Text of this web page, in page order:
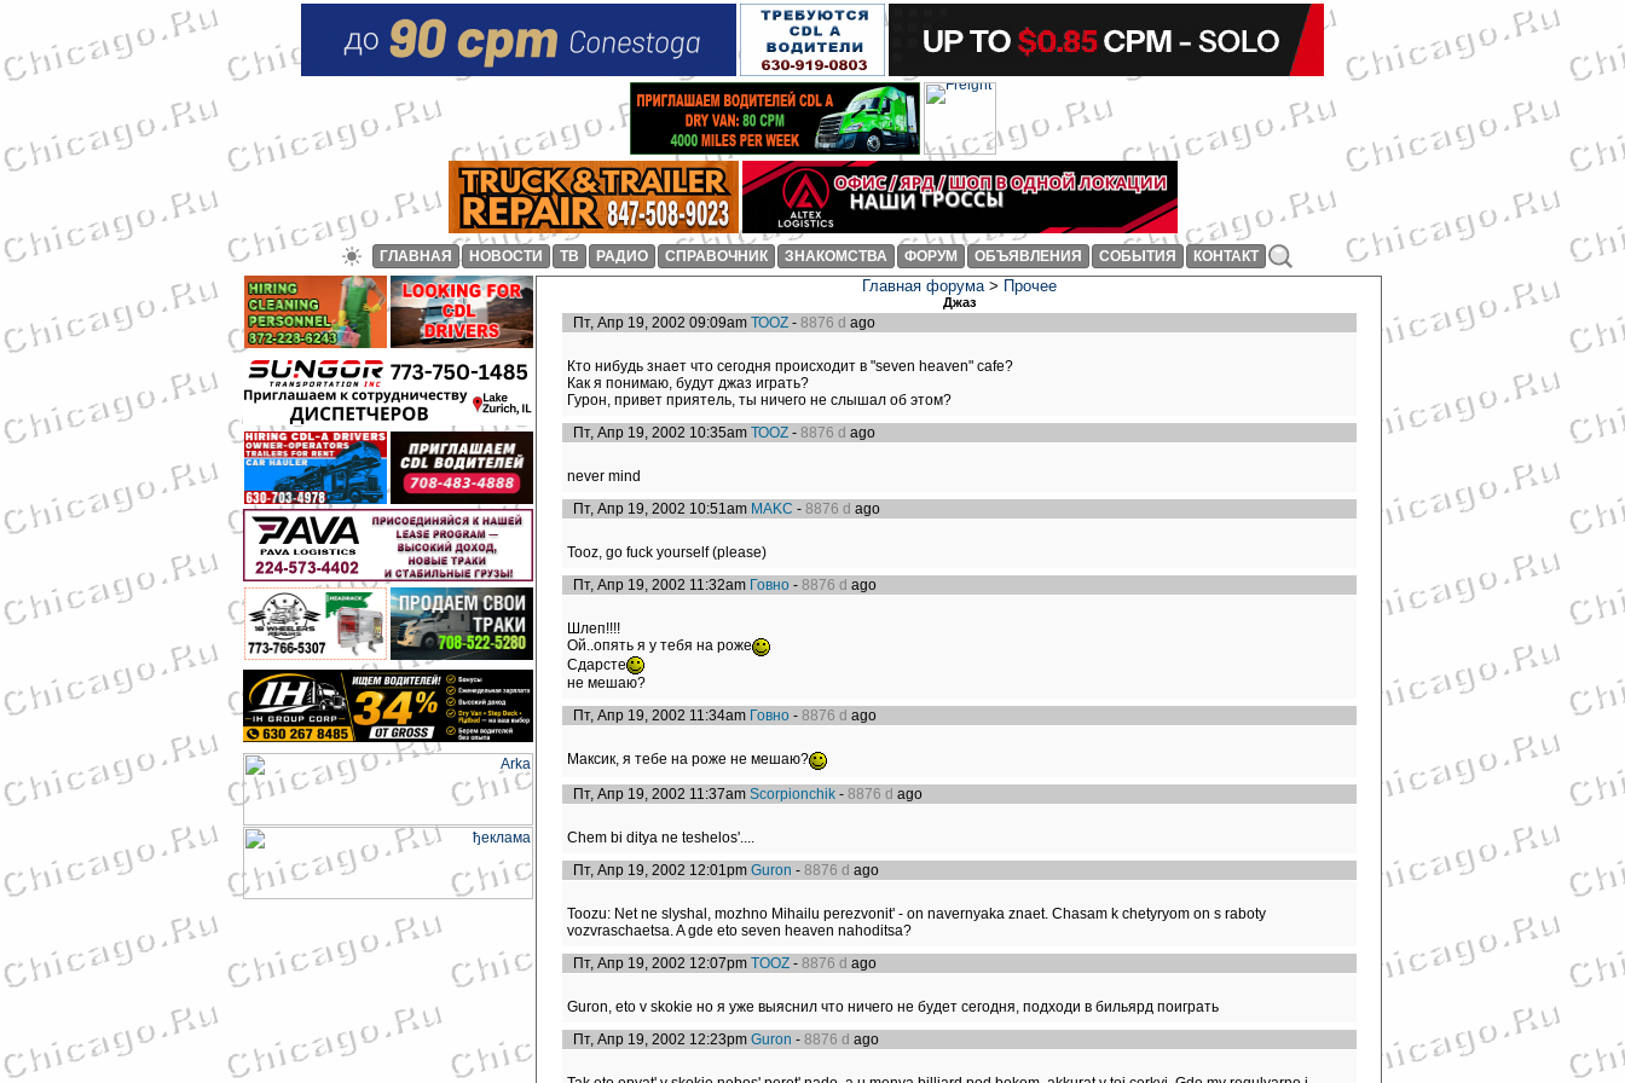
ГЛАВНАЯ НОВОСТИ ТВ РАДИО СПРАВОЧНИК ЗНАКОМСТВА ФОРУМ ОБЪЯВЛЕНИЯ СОБЫТИЯ КОНТАКТ
Главная форума> Прочее
Джаз
Пт, Апр 19, 2002 09:09amТООZ -8876 d ago
Кто нибудь знает что сегодня происходит в "seven heaven" cafe?
Как я понимаю, будут джаз играть?
Гурон, привет приятель, ты ничего не слышал об этом?
Пт, Апр 19, 2002 10:35amТОOZ -8876 d ago
never mind
Пт, Апр 19, 2002 10:51am MAKC -8876 d ago
Tooz, go fuck yourself (please)
Пт, Апр 19, 2002 11:32am Говно -8876 d ago
Шлеп!!!!
Ой..опять я у тебя на роже
Сдарсте
не мешаю?
Пт, Апр 19, 2002 11:34am Говно -8876 d ago
Максик, я тебе на роже не мешаю?
Пт, Апр 19, 2002 11:37amScorpionchik -8876 d ago
Chem bi ditya ne teshelos'....
Пт, Апр 19, 2002 12:01pmGuron -8876 d ago
Toozu: Net ne slyshal, mozhno Mihailu perezvonit' - on navernyaka znaet. Chasam k chetyryom on s raboty
vozvraschaetsa. A gde eto seven heaven nahoditsa?
Пт, Апр 19, 2002 12:07pmТOOZ -8876 d ago
Guron, eto v skokie но я уже выяснил что ничего не будет сегодня, подходи в бильярд поиграть
Пт, Апр 19, 2002 12:23pmGuron -8876 d ago